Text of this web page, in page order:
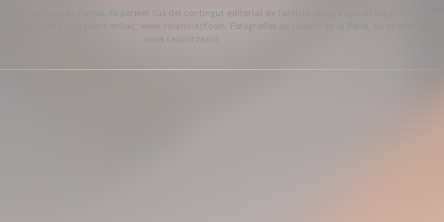
Valencia Club de Futbol. Es permet l'ús del contingut editorial de l'article sempre que es faça referència a
de contindre el següent enllaç: www.valenciacf.com. Fotografies de Lázaro de la Peña, no es permet la